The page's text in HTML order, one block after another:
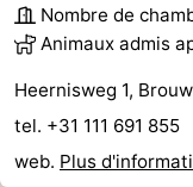
Nombre de
Animaux admis
Heernisweg 1,
tel. +31 111 691 855
web. Plus